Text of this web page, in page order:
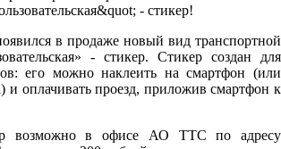
в продаже новый вид транспортной
- стикер. Стикер создан для
его можно наклеить на смартфон (или
и оплачивать проезд, приложив смартфон к
возможно в офисе АО ТТС по адресу